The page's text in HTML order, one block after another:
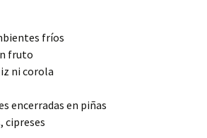
fríos
fruto
ni corola
encerradas en piñas
cipreses